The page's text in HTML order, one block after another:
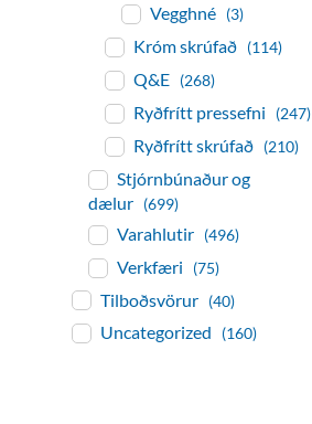
Vegghné (3)
Króm skrúfað (114)
Q&E (268)
Ryðfrítt pressefni (247)
Ryðfrítt skrúfað (210)
Stjórnbúnaður og
dælur (699)
Varahlutir (496)
Verkfæri (75)
Tilboðsvörur (40)
Uncategorized (160)